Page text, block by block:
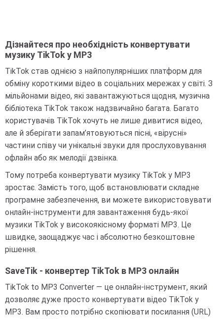
Дізнайтеся про необхідність конвертувати
музику TikTok у MP3
TikTok став однією з найпопулярніших платформ для
обміну короткими відео в соціальних мережах у світі. З
мільйонами відео, які завантажуються щодня, музична
бібліотека TikTok також надзвичайно багата. Багато
користувачів TikTok хочуть не лише дивитися відео,
але й зберігати запам’ятовуються пісні, «вірусні»
частини співу чи унікальні звуки для прослуховування
офлайн або як мелодії дзвінка.
Тому потреба конвертувати музику TikTok у MP3
зростає. Замість того, щоб встановлювати складне
програмне забезпечення, ви можете використовувати
онлайн-інструменти для завантаження будь-якої
музики TikTok у високоякісному форматі MP3. Це
швидке, заощаджує час і абсолютно безкоштовне
рішення.
SaveTik - конвертер TikTok в MP3 онлайн
TikTok to MP3 Converter — це онлайн-інструмент, який
дозволяє дуже просто конвертувати відео TikTok у
MP3. Вам просто потрібно скопіювати посилання (URL)